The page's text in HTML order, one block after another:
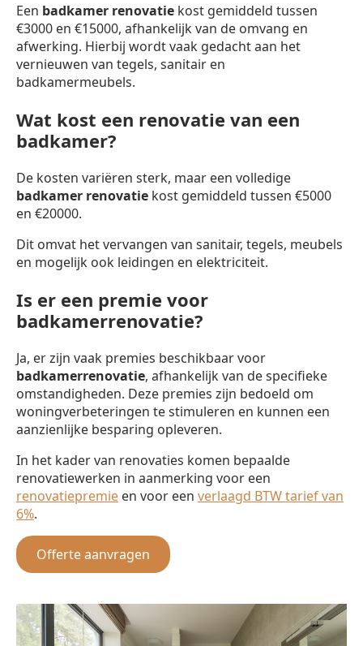
Een badkamer renovatie kost gemiddeld tussen
€3000 en €15000, afhankelijk van de omvang en
afwerking. Hierbij wordt vaak gedacht aan het
vernieuwen van tegels, sanitair en
badkamermeubels.
Wat kost een renovatie van een
badkamer?
De kosten variëren sterk, maar een volledige
badkamer renovatie kost gemiddeld tussen €5000
en €20000.
Dit omvat het vervangen van sanitair, tegels, meubels
en mogelijk ook leidingen en elektriciteit.
Is er een premie voor
badkamerrenovatie?
Ja, er zijn vaak premies beschikbaar voor
badkamerrenovatie, afhankelijk van de specifieke
omstandigheden. Deze premies zijn bedoeld om
woningverbeteringen te stimuleren en kunnen een
aanzienlijke besparing opleveren.
In het kader van renovaties komen bepaalde
renovatiewerken in aanmerking voor een
renovatiepremie en voor een verlaagd BTW tarief van
6%.
Offerte aanvragen